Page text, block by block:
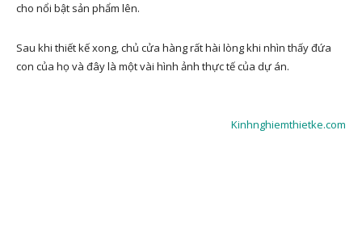
cho nổi bật sản phẩm lên.
Sau khi thiết kế xong, chủ cửa hàng rất hài lòng khi nhìn thấy đứa
con của họ và đây là một vài hình ảnh thực tế của dự án.
Kinhnghiemthietke.com